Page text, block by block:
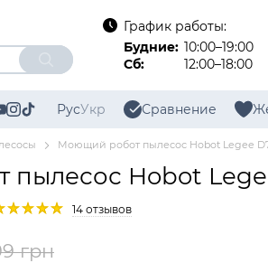
График работы:
Будние: 10:00–19:00
Сб:
12:00–18:00
РусУкр Сравнение
Моющий робот пылесос Hobot Legee
Hobot
14 отзывов
грн